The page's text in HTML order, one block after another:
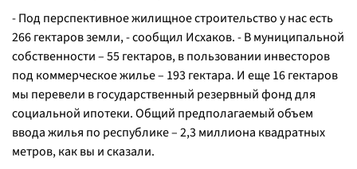
-Под перспективное жилищное строительство у нас есть
266 гектаров земли,- сообщил Исхаков.- В муниципальной
собственности – 55 гектаров, в пользовании инвесторов
под коммерческое жилье – 193 гектара. И еще 16 гектаров
мы перевели в государственный резервный фонд для
социальной ипотеки. Общий предполагаемый объем
ввода жилья по республике – 2,3 миллиона квадратных
метров, как вы и сказали.